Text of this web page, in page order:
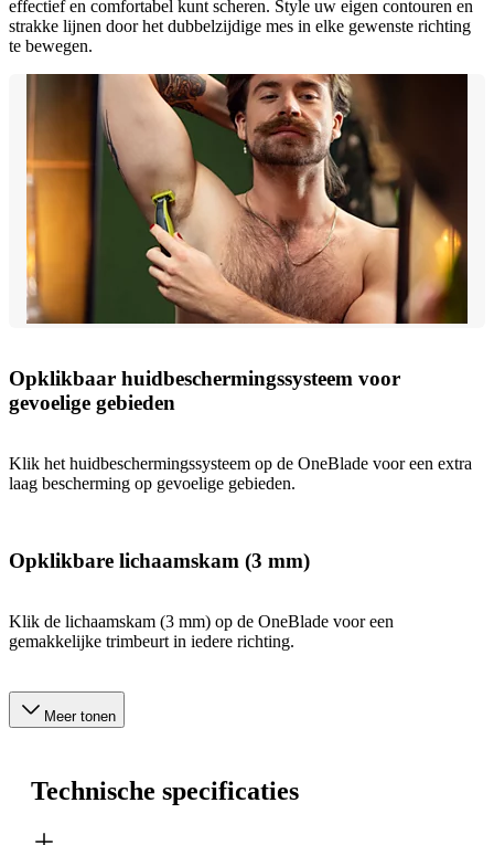
effectief en comfortabel kunt scheren. Style uw eigen contouren en
strakke lijnen door het dubbelzijdige mes in elke gewenste richting
te bewegen.
Opklikbaar huidbeschermingssysteem voor
gevoelige gebieden
Klik het huidbeschermingssysteem op de OneBlade voor een extra
laag bescherming op gevoelige gebieden.
Opklikbare lichaamskam (3 mm)
Klik de lichaamskam (3 mm) op de OneBlade voor een
gemakkelijke trimbeurt in iedere richting.
Meer tonen
Technische specificaties